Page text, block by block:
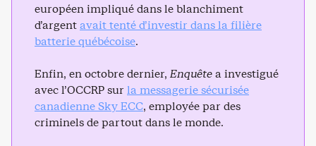
européen impliqué dans le blanchiment
d’argentavait tenté d’investir dans la filière
batterie québécoise.
Enfin, en octobre dernier, Enquêtea investigué
avec l’OCCRP sur la messagerie sécurisée
canadienne Sky ECC, employée par des
criminels de partout dans le monde.